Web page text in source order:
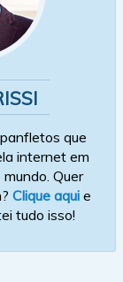
que
internet em
Quer
Clique aqui e
tudo isso!